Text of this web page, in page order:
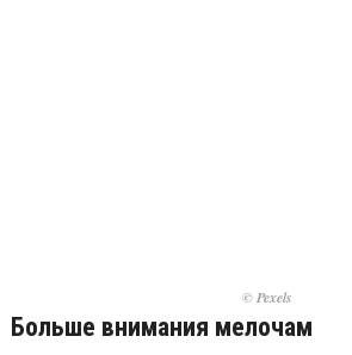
© Pexels
Больше внимания мелочам